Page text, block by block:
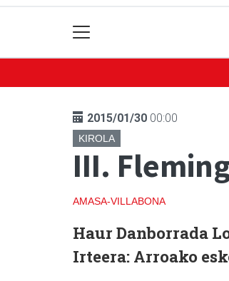
2015/01/30 00:00
KIROLA
III.
AMASA-VILLABONA
Haur Danborrada
Irteera: Arroako